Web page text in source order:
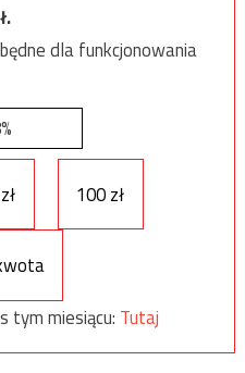
dla funkcjonowania
100 zł
tym miesiącu: Tutaj